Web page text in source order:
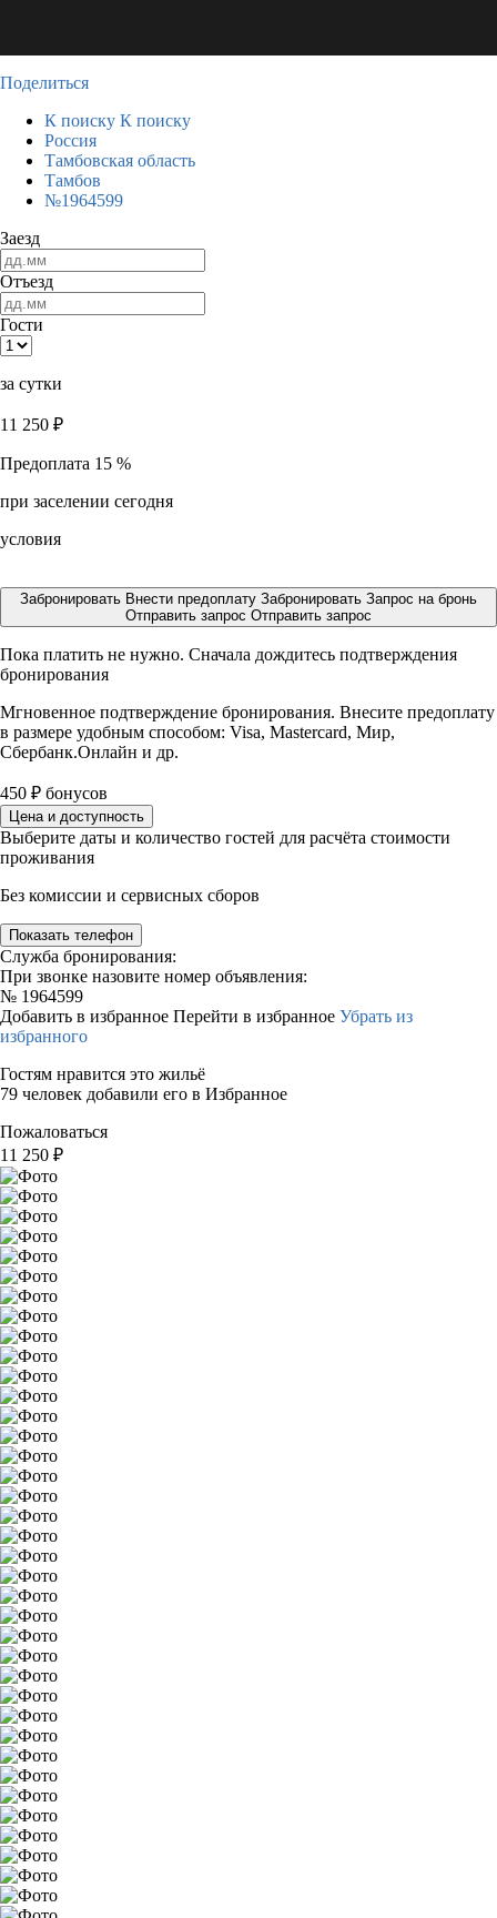
Поделиться
К поиску К поиску
Россия
Тамбовская область
Тамбов
№1964599
Заезд
Отъезд
Гости
за сутки
11 250 ₽
Предоплата 15 %
при заселении сегодня
условия
Забронировать Внести предоплату Забронировать Запрос на бронь
Отправить запрос Отправить запрос
Пока платить не нужно. Сначала дождитесь подтверждения
бронирования
Мгновенное подтверждение бронирования. Внесите предоплату
в размере удобным способом: Visa, Mastercard, Мир,
Сбербанк.Онлайн и др.
450 ₽ бонусов
Цена и доступность
Выберите даты и количество гостей для расчёта стоимости
проживания
Без комиссии и сервисных сборов
Показать телефон
Служба бронирования:
При звонке назовите номер объявления:
№ 1964599
Добавить в избранное Перейти в избранное Убрать из
избранного
Гостям нравится это жильё
79 человек добавили его в Избранное
Пожаловаться
11 250 ₽